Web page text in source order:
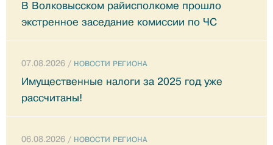
В Волковысском райисполкоме прошло
экстренное заседание комиссии по ЧС
07.08.2026 / НОВОСТИ РЕГИОНА
Имущественные налоги за 2025 год уже
рассчитаны!
06.08.2026 / НОВОСТИ РЕГИОНА